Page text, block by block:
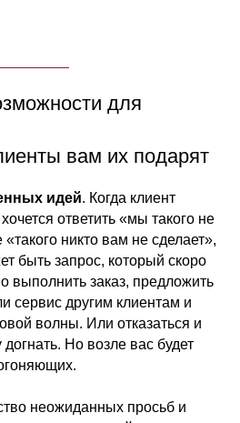
для
вам их подарят
идей. Когда клиент
ответить «мы такого не
никто вам не сделает»,
быть запрос, который скоро
выполнить заказ, предложить
сервис другим клиентам и
волны. Или отказаться и
Но возле вас будет
неожиданных просьб и